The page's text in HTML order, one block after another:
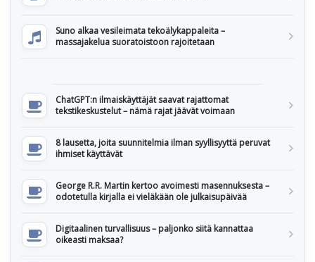
Suno alkaa vesileimata tekoälykappaleita –
massajakelua suoratoistoon rajoitetaan
ChatGPT:n ilmaiskäyttäjät saavat rajattomat
tekstikeskustelut – nämä rajat jäävät voimaan
8 lausetta, joita suunnitelmia ilman syyllisyyttä peruvat
ihmiset käyttävät
George R.R. Martin kertoo avoimesti masennuksesta –
odotetulla kirjalla ei vieläkään ole julkaisupäivää
Digitaalinen turvallisuus – paljonko siitä kannattaa
oikeasti maksaa?